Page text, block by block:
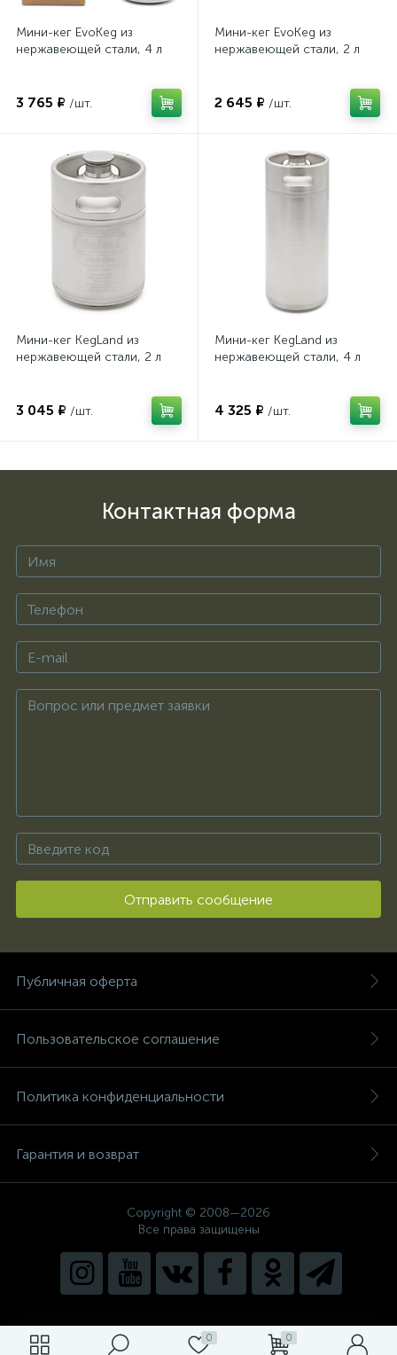
0 0
Мини-кег EvoKeg из
нержавеющей стали, 4 л
3 765 ₽ /шт.
Мини-кег EvoKeg из
нержавеющей стали, 2 л
2 645 ₽ /шт.
Мини-кег KegLand из
нержавеющей стали, 2 л
3 045 ₽ /шт.
Мини-кег KegLand из
нержавеющей стали, 4 л
4 325 ₽ /шт.
Контактная форма
Отправить сообщение
Публичная оферта
Пользовательское соглашение
Политика конфиденциальности
Гарантия и возврат
Copyright © 2008—2026
Все права защищены